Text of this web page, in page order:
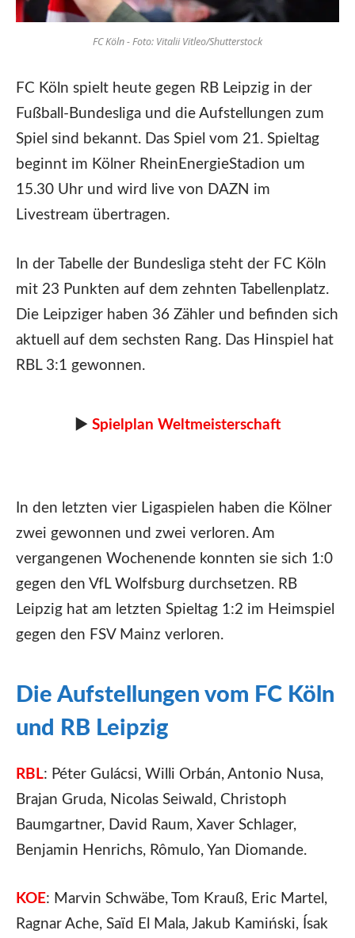
FC Köln - Foto: Vitalii Vitleo/Shutterstock
FC Köln spielt heute gegen RB Leipzig in der
Fußball-Bundesliga und die Aufstellungen zum
Spiel sind bekannt. Das Spiel vom 21. Spieltag
beginnt im Kölner RheinEnergieStadion um
15.30 Uhr und wird live von DAZN im
Livestream übertragen.
In der Tabelle der Bundesliga steht der FC Köln
mit 23 Punkten auf dem zehnten Tabellenplatz.
Die Leipziger haben 36 Zähler und befinden sich
aktuell auf dem sechsten Rang. Das Hinspiel hat
RBL 3:1 gewonnen.
► Spielplan Weltmeisterschaft
In den letzten vier Ligaspielen haben die Kölner
zwei gewonnen und zwei verloren. Am
vergangenen Wochenende konnten sie sich 1:0
gegen den VfL Wolfsburg durchsetzen. RB
Leipzig hat am letzten Spieltag 1:2 im Heimspiel
gegen den FSV Mainz verloren.
Die Aufstellungen vom FC Köln
und RB Leipzig
RBL: Péter Gulácsi, Willi Orbán, Antonio Nusa,
Brajan Gruda, Nicolas Seiwald, Christoph
Baumgartner, David Raum, Xaver Schlager,
Benjamin Henrichs, Rômulo, Yan Diomande.
KOE: Marvin Schwäbe, Tom Krauß, Eric Martel,
Ragnar Ache, Saïd El Mala, Jakub Kamiński, Ísak